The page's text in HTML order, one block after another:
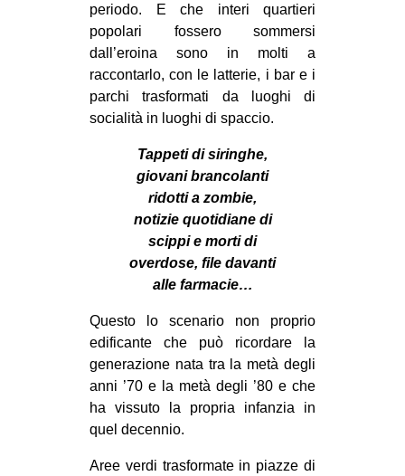
periodo. E che interi quartieri
popolari fossero sommersi
dall’eroina sono in molti a
raccontarlo, con le latterie, i bar e i
parchi trasformati da luoghi di
socialità in luoghi di spaccio.
Tappeti di siringhe,
giovani brancolanti
ridotti a zombie,
notizie quotidiane di
scippi e morti di
overdose, file davanti
alle farmacie…
Questo lo scenario non proprio
edificante che può ricordare la
generazione nata tra la metà degli
anni ’70 e la metà degli ’80 e che
ha vissuto la propria infanzia in
quel decennio.
Aree verdi trasformate in piazze di